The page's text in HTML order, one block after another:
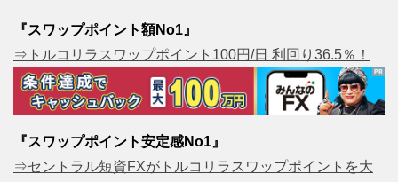
『スワップポイント額No1』
⇒トルコリラスワップポイント100円/日 利回り36.5％！
『スワップポイント安定感No1』
⇒セントラル短資FXがトルコリラスワップポイントを大